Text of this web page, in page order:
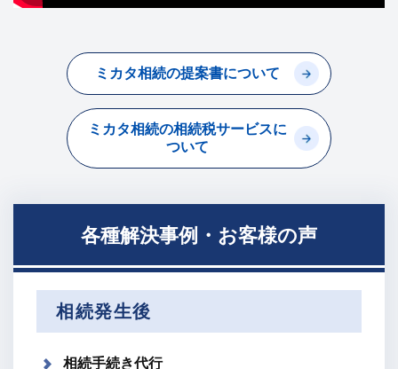
ミカタ相続の提案書について
ミカタ相続の相続税サービスに
ついて
各種解決事例・お客様の声
相続発生後
相続手続き代行